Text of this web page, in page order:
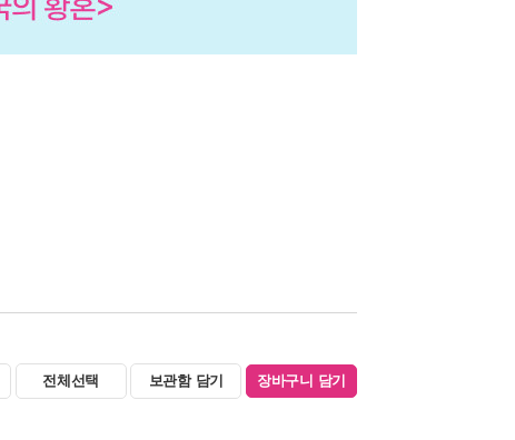
전체선택 보관함 담기 장바구니 담기